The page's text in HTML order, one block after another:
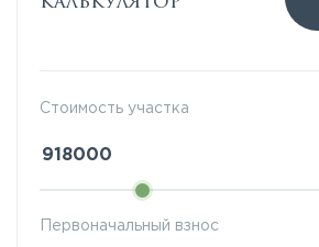
Стоимость участка
Первоначальный взнос